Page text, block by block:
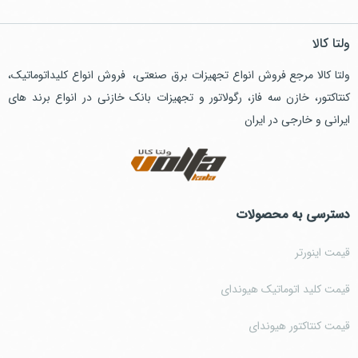
ولتا کالا
ولتا کالا مرجع فروش انواع تجهیزات برق صنعتی، فروش انواع کلیداتوماتیک،
کنتاکتور، خازن سه فاز، رگولاتور و تجهیزات بانک خازنی در انواع برند های
ایرانی و خارجی در ایران
دسترسی به محصولات
قیمت اینورتر
قیمت کلید اتوماتیک هیوندای
قیمت کنتاکتور هیوندای